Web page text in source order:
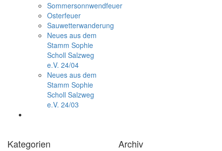
Sommersonnwendfeuer
Osterfeuer
Sauwetterwanderung
Neues aus dem
Stamm Sophie
Scholl Salzweg
e.V. 24/04
Neues aus dem
Stamm Sophie
Scholl Salzweg
e.V. 24/03
Kategorien Archiv